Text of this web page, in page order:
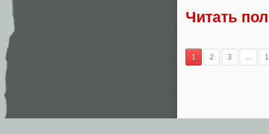
Читать
1 2 3